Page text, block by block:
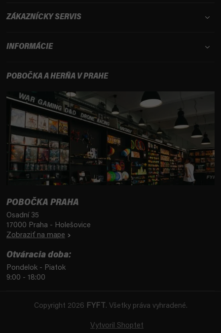
ZÁKAZNÍCKY SERVIS
INFORMÁCIE
POBOČKA A HERŇA V PRAHE
POBOČKA PRAHA
Osadní 35
17000 Praha - Holešovice
Zobraziť na mape
Otváracia doba:
Pondelok - Piatok
9:00 - 18:00
Vytvoril Shoptet
Copyright 2026 FYFT . Všetky práva vyhradené.